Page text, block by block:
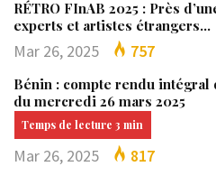
RÉTRO FInAB 2025 : Près
experts et artistes étrangers…
Mar 26, 2025 757
Bénin : compte rendu
du mercredi 26 mars 2025
Mar 26, 2025 817